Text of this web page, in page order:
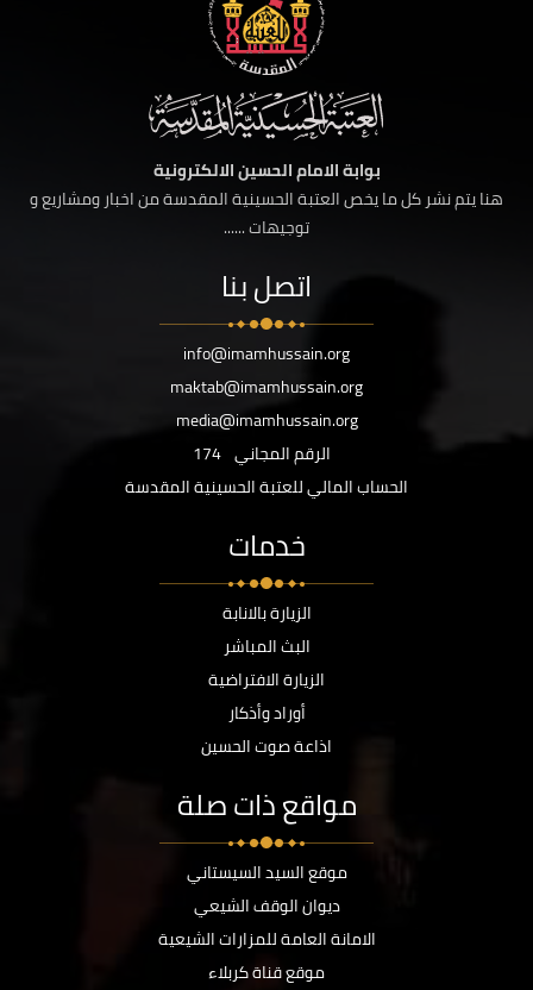
بوابة الامام الحسين الالكترونية
هنا يتم نشر كل ما يخص العتبة الحسينية المقدسة من اخبار ومشاريع و
توجيهات ......
اتصل بنا
info@imamhussain.org
maktab@imamhussain.org
media@imamhussain.org
الرقم المجاني 174
الحساب المالي للعتبة الحسينية المقدسة
خدمات
الزيارة بالانابة
البث المباشر
الزيارة الافتراضية
أوراد وأذكار
اذاعة صوت الحسين
مواقع ذات صلة
موقع السيد السيستاني
ديوان الوقف الشيعي
الامانة العامة للمزارات الشيعية
موقع قناة كربلاء